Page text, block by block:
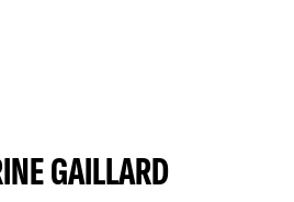
GAILLARD